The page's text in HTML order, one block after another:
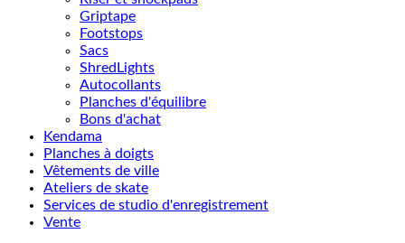
Griptape
Footstops
Sacs
ShredLights
Autocollants
Planches d'équilibre
Bons d'achat
Kendama
Planches à doigts
Vêtements de ville
Ateliers de skate
Services de studio d'enregistrement
Vente